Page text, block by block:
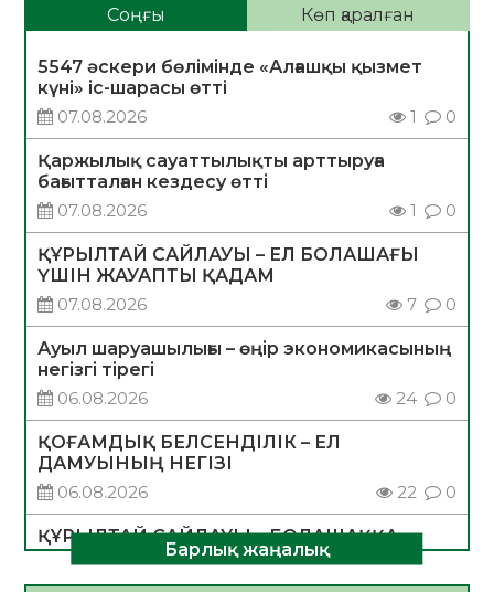
Соңғы Көп қаралған
5547 әскери бөлімінде «Алғашқы қызмет
күні» іс-шарасы өтті
07.08.2026
1 0
Қаржылық сауаттылықты арттыруға
бағытталған кездесу өтті
07.08.2026
1 0
ҚҰРЫЛТАЙ САЙЛАУЫ – ЕЛ БОЛАШАҒЫ
ҮШІН ЖАУАПТЫ ҚАДАМ
07.08.2026
7 0
Ауыл шаруашылығы – өңір экономикасының
негізгі тірегі
06.08.2026
24 0
ҚОҒАМДЫҚ БЕЛСЕНДІЛІК – ЕЛ
ДАМУЫНЫҢ НЕГІЗІ
06.08.2026
22 0
ҚҰРЫЛТАЙ САЙЛАУЫ – БОЛАШАҚҚА
БАСТАР ЖАУАПТЫ ТАҢДАУ
06.08.2026
25 0
Барлық жаңалық